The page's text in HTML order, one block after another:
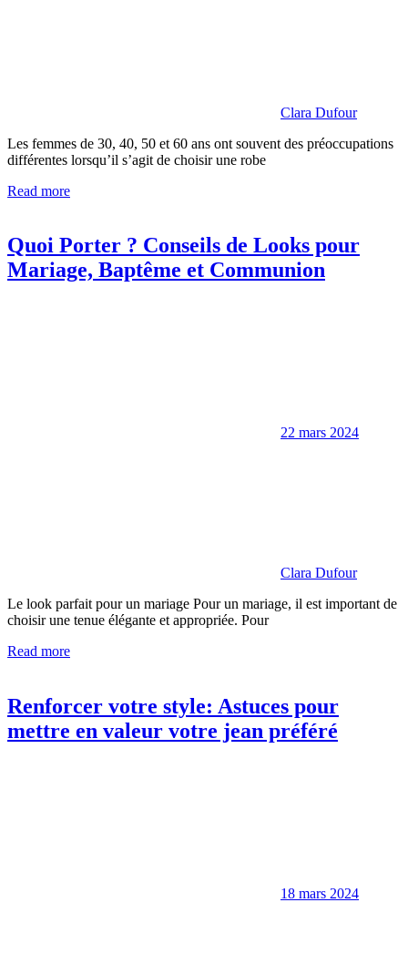
Clara Dufour
Les femmes de 30, 40, 50 et 60 ans ont souvent des préoccupations
différentes lorsqu’il s’agit de choisir une robe
Read more
Quoi Porter ? Conseils de Looks pour
Mariage, Baptême et Communion
22 mars 2024
Clara Dufour
Le look parfait pour un mariage Pour un mariage, il est important de
choisir une tenue élégante et appropriée. Pour
Read more
Renforcer votre style: Astuces pour
mettre en valeur votre jean préféré
18 mars 2024